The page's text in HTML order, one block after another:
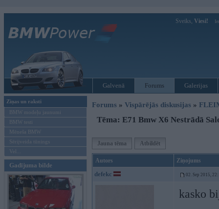
Sveiks, Viesi!
Galvenā Forums Galerijas
Ziņas un raksti
BMW modeļu jaunumi
BMW testi
Mēneša BMW
Sērijveida tūnings
Vel...
Gadījuma bilde
Forums » Vispārējās diskusijas »
Tēma: E71 Bmw X6 Nestrādā
Jauna tēma Atbildēt
Autors Ziņojums
defekc 02. Sep 2015,
kasko